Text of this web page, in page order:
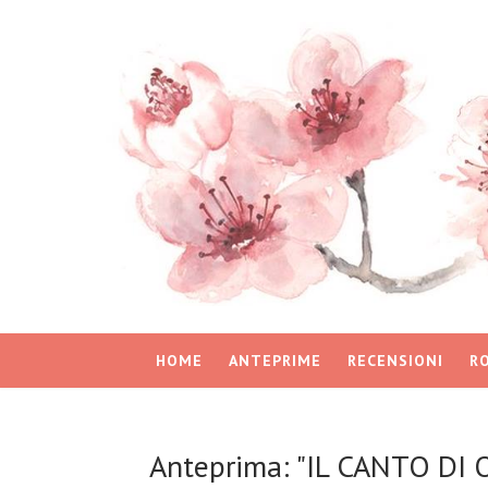
HOME ANTEPRIME RECENSIONI
Anteprima: "IL CANTO DI